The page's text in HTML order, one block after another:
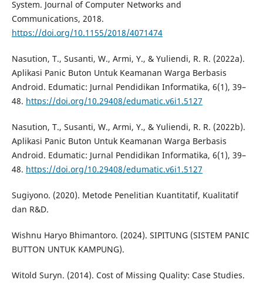
System. Journal of Computer Networks and
Communications, 2018.
https://doi.org/10.1155/2018/4071474
Nasution, T., Susanti, W., Armi, Y., & Yuliendi, R. R. (2022a).
Aplikasi Panic Buton Untuk Keamanan Warga Berbasis
Android. Edumatic: Jurnal Pendidikan Informatika, 6(1), 39–
48. https://doi.org/10.29408/edumatic.v6i1.5127
Nasution, T., Susanti, W., Armi, Y., & Yuliendi, R. R. (2022b).
Aplikasi Panic Buton Untuk Keamanan Warga Berbasis
Android. Edumatic: Jurnal Pendidikan Informatika, 6(1), 39–
48. https://doi.org/10.29408/edumatic.v6i1.5127
Sugiyono. (2020). Metode Penelitian Kuantitatif, Kualitatif
dan R&D.
Wishnu Haryo Bhimantoro. (2024). SIPITUNG (SISTEM PANIC
BUTTON UNTUK KAMPUNG).
Witold Suryn. (2014). Cost of Missing Quality: Case Studies.